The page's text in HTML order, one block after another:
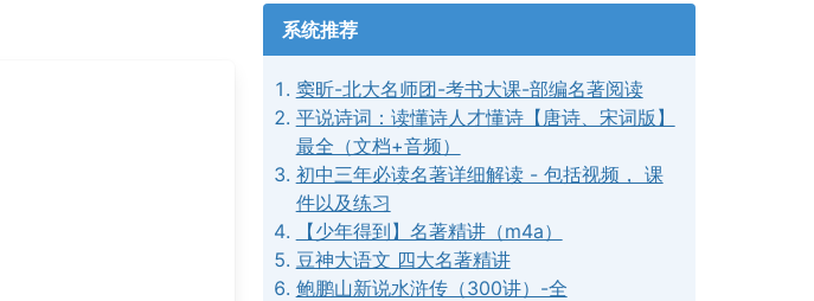
系统推荐
窦昕-北大名师团-考书大课-部编名著阅读
平说诗词：读懂诗人才懂诗【唐诗、宋词版】
最全（文档+音频）
初中三年必读名著详细解读 - 包括视频， 课
件以及练习
【少年得到】名著精讲（m4a）
豆神大语文 四大名著精讲
鲍鹏山新说水浒传（300讲）-全